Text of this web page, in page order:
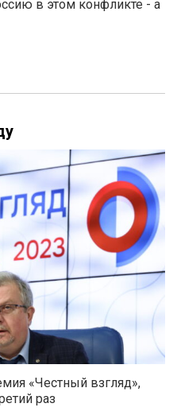
в этом конфликте - а
«Честный взгляд»,
раз